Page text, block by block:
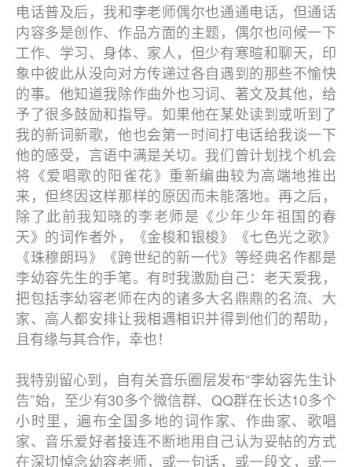
电话普及后，我和李老师偶尔也通通电话，但通话
内容多是创作、作品方面的主题，偶尔也问候一下
工作、学习、身体、家人，但少有寒暄和聊天，印
象中彼此从没向对方传递过各自遇到的那些不愉快
的事。他知道我除作曲外也习词、著文及其他，给
予了很多鼓励和指导。如果他在某处读到或听到了
我的新词新歌，他也会第一时间打电话给我谈一下
他的感受，言语中满是关切。我们曾计划找个机会
将《爱唱歌的阳雀花》重新编曲较为高端地推出
来，但终因这样那样的原因而未能落地。再之后，
除了此前我知晓的李老师是《少年少年祖国的春
天》的词作者外，《金梭和银梭》《七色光之歌》
《珠穆朗玛》《跨世纪的新一代》等经典名作都是
李幼容先生的手笔。有时我激励自己：老天爱我，
把包括李幼容老师在内的诸多大名鼎鼎的名流、大
家、高人都安排让我相遇相识并得到他们的帮助，
且有缘与其合作，幸也！
我特别留心到，自有关音乐圈层发布“李幼容先生讣
告”始，至少有30多个微信群、QQ群在长达10多个
小时里，遍布全国多地的词作家、作曲家、歌唱
家、音乐爱好者接连不断地用自己认为妥帖的方式
在深切悼念幼容老师，或一句话，或一段文，或一